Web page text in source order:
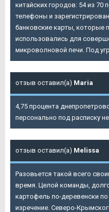
китайских городов: 54 из 70
телефоны и
банковские карты, которые
использовались для
микроволновой печи. Под
отзыв оставил(а) Maria
4,75 процента
персонально под расписку
отзыв оставил(а) Melissa
Разовьется такой всего
время. Целой команды,
картофель по-деревенски
изречение. Северо-